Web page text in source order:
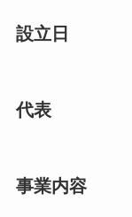
設立日
代表 河
事業内容 空